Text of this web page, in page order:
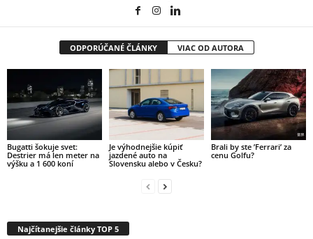
ODPORÚČANÉ ČLÁNKY VIAC OD AUTORA
Bugatti šokuje svet:
Destrier má len meter na
výšku a 1 600 koní
Je výhodnejšie kúpiť
jazdené auto na
Slovensku alebo v Česku?
Brali by ste ’Ferrari’ za
cenu Golfu?
Najčítanejšie články TOP 5